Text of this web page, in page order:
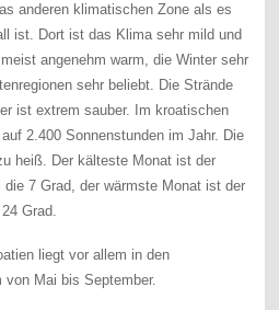
anderen klimatischen Zone als es
ist. Dort ist das Klima sehr mild und
angenehm warm, die Winter sehr
sehr beliebt. Die Strände
ist extrem sauber. Im kroatischen
2.400 Sonnenstunden im Jahr. Die
heiß. Der kälteste Monat ist der
die 7 Grad, der wärmste Monat ist der
Grad.
liegt vor allem in den
Mai bis September.